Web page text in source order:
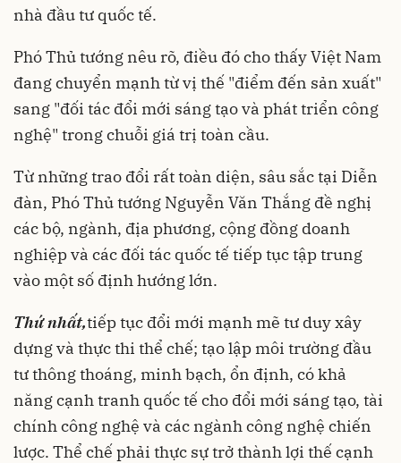
nhà đầu tư quốc tế.
Phó Thủ tướng nêu rõ, điều đó cho thấy Việt Nam
đang chuyển mạnh từ vị thế "điểm đến sản xuất"
sang "đối tác đổi mới sáng tạo và phát triển công
nghệ" trong chuỗi giá trị toàn cầu.
Từ những trao đổi rất toàn diện, sâu sắc tại Diễn
đàn, Phó Thủ tướng Nguyễn Văn Thắng đề nghị
các bộ, ngành, địa phương, cộng đồng doanh
nghiệp và các đối tác quốc tế tiếp tục tập trung
vào một số định hướng lớn.
Thứ nhất,tiếp tục đổi mới mạnh mẽ tư duy xây
dựng và thực thi thể chế; tạo lập môi trường đầu
tư thông thoáng, minh bạch, ổn định, có khả
năng cạnh tranh quốc tế cho đổi mới sáng tạo, tài
chính công nghệ và các ngành công nghệ chiến
lược. Thể chế phải thực sự trở thành lợi thế cạnh